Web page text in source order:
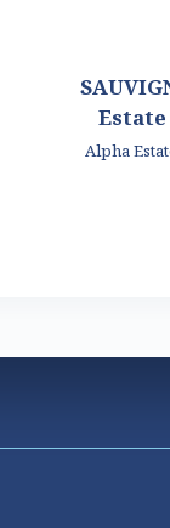
Alpha